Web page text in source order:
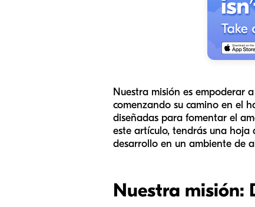
Nuestra misión es empoderar
comenzando su camino en el
diseñadas para fomentar el
este artículo, tendrás una hoja
desarrollo en un ambiente de
Nuestra misión: